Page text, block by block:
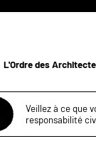
L'Ordre des
Veillez à ce que
responsabilité